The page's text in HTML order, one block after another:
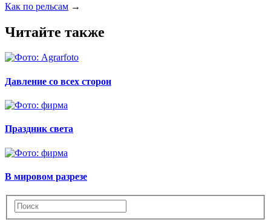
Как по рельсам →
Читайте также
Давление со всех сторон
Праздник света
В мировом разрезе